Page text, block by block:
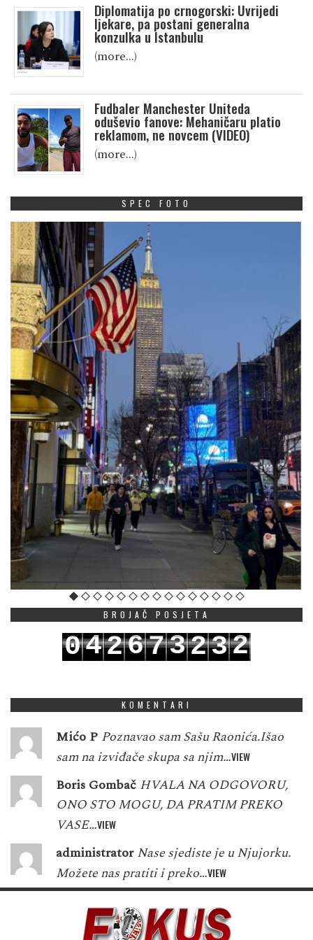
Diplomatija po crnogorski: Uvrijedi
ljekare, pa postani generalna
konzulka u Istanbulu
(more…)
Fudbaler Manchester Uniteda
oduševio fanove: Mehaničaru platio
reklamom, ne novcem (VIDEO)
(more…)
SPEC FOTO
BROJAČ POSJETA
042673232
KOMENTARI
Mićo P Poznavao sam Sašu Raonića.Išao
sam na izviđače skupa sa njim…VIEW
Boris Gombač HVALA NA ODGOVORU,
ONO STO MOGU, DA PRATIM PREKO
VASE…VIEW
administrator Nase sjediste je u Njujorku.
Možete nas pratiti i preko…VIEW